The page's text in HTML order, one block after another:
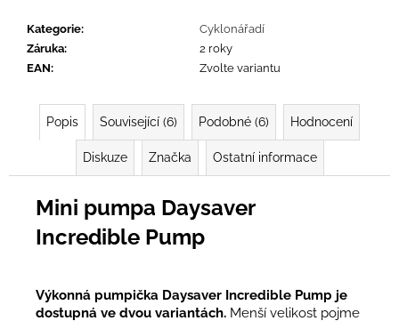
Kategorie:
Cyklonářadí
Záruka:
2 roky
EAN: Zvolte variantu
Popis Související (6) Podobné (6) Hodnocení
Diskuze Značka Ostatní informace
Mini pumpa Daysaver
Incredible Pump
Výkonná pumpička Daysaver Incredible Pump je
dostupná ve dvou variantách. Menší velikost pojme